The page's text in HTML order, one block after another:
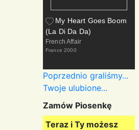
My Heart Goes Boom
(La Di Da Da)
French Affair
France 2000
Poprzednio graliśmy...
Twoje ulubione...
Zamów Piosenkę
Teraz i Ty możesz